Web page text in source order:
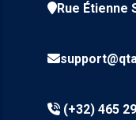
Rue Étienne
(+32) 465